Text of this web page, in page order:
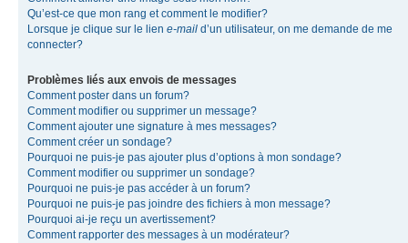
Qu’est-ce que mon rang et comment le modifier?
Lorsque je clique sur le lien e-mail d’un utilisateur, on me demande de me
connecter?
Problèmes liés aux envois de messages
Comment poster dans un forum?
Comment modifier ou supprimer un message?
Comment ajouter une signature à mes messages?
Comment créer un sondage?
Pourquoi ne puis-je pas ajouter plus d’options à mon sondage?
Comment modifier ou supprimer un sondage?
Pourquoi ne puis-je pas accéder à un forum?
Pourquoi ne puis-je pas joindre des fichiers à mon message?
Pourquoi ai-je reçu un avertissement?
Comment rapporter des messages à un modérateur?